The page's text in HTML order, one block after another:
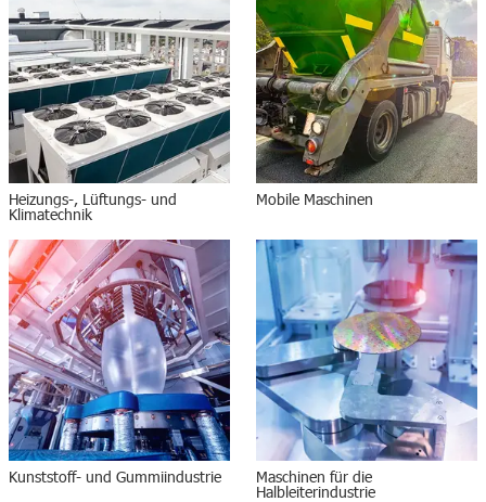
Heizungs-, Lüftungs- und
Klimatechnik
Mobile Maschinen
Kunststoff- und Gummiindustrie
Maschinen für die
Halbleiterindustrie